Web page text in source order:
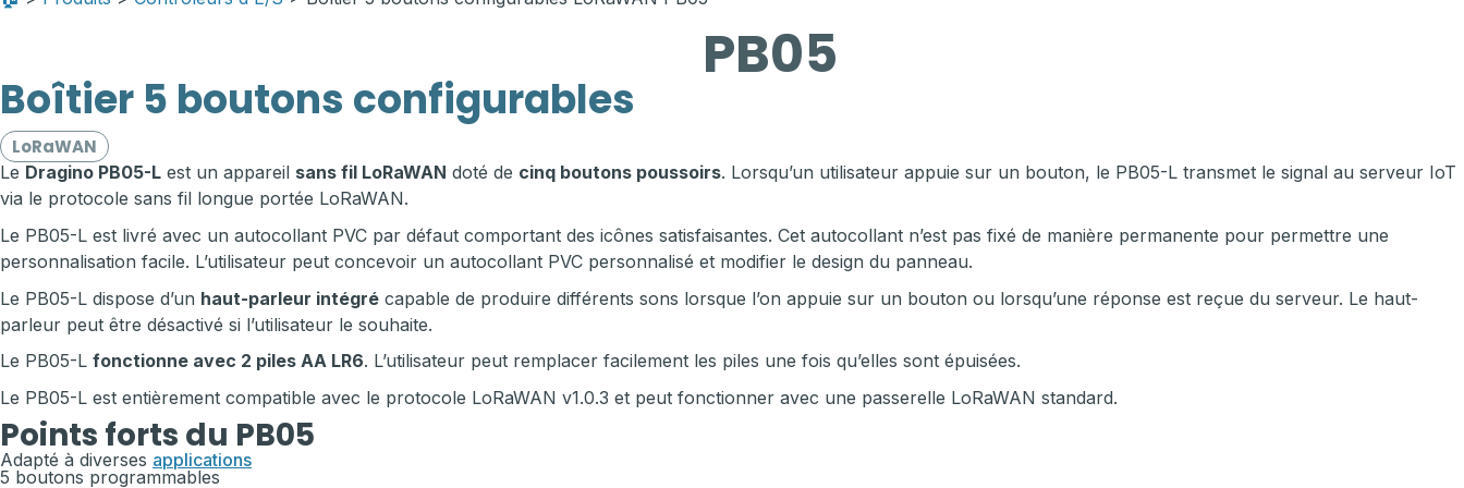
PB05
Boîtier 5 boutons configurables
LoRaWAN
Le Dragino PB05-L est un appareil sans fil LoRaWAN doté de cinq boutons poussoirs. Lorsqu’un utilisateur appuie sur un bouton, le PB05-L transmet le signal au serveur IoT
via le protocole sans fil longue portée LoRaWAN.
Le PB05-L est livré avec un autocollant PVC par défaut comportant des icônes satisfaisantes. Cet autocollant n’est pas fixé de manière permanente pour permettre une
personnalisation facile. L’utilisateur peut concevoir un autocollant PVC personnalisé et modifier le design du panneau.
Le PB05-L dispose d’un haut-parleur intégré capable de produire différents sons lorsque l’on appuie sur un bouton ou lorsqu’une réponse est reçue du serveur. Le haut-
parleur peut être désactivé si l’utilisateur le souhaite.
Le PB05-L fonctionne avec 2 piles AA LR6. L’utilisateur peut remplacer facilement les piles une fois qu’elles sont épuisées.
Le PB05-L est entièrement compatible avec le protocole LoRaWAN v1.0.3 et peut fonctionner avec une passerelle LoRaWAN standard.
Points forts du PB05
Adapté à diverses applications
5 boutons programmables